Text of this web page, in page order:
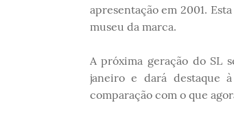
apresentação em 2001.
museu da marca.
A próxima geração do SL
janeiro e dará destaque
comparação com o que